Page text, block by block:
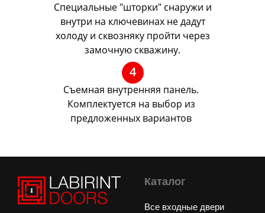
Специальные "шторки" снаружи и
внутри на ключевинах не дадут
холоду и сквозняку пройти через
замочную скважину.
Съемная внутренняя панель.
Комплектуется на выбор из
предложенных вариантов
4
Каталог
Все входные двери